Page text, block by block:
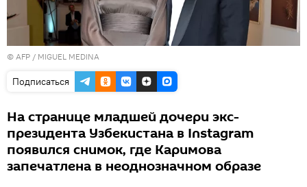
© AFP / MIGUEL MEDINA
Подписаться
На странице младшей дочери экс-
президента Узбекистана в Instagram
появился снимок, где Каримова
запечатлена в неоднозначном образе